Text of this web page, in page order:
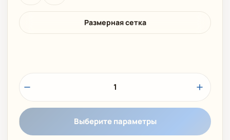
Размерная сетка
1
Выберите параметры